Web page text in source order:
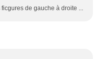
de gauche à droite ...